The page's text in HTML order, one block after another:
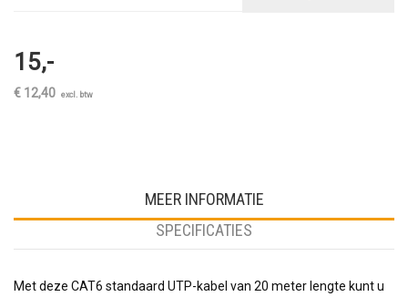
15,-
€ 12,40 excl. btw
MEER INFORMATIE
SPECIFICATIES
Met deze CAT6 standaard UTP-kabel van 20 meter lengte kunt u